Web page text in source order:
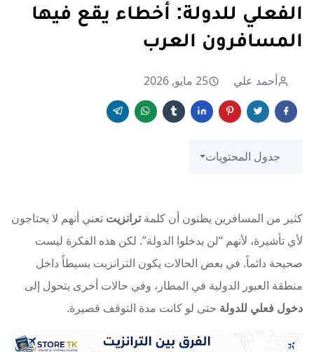
الفعلي للدولة: أخطاء يقع فيها
المسافرون العرب
أحمد علي 25 مايو, 2026
جدول المحتويات
كثير من المسافرين يظنون أن كلمةترانزيت تعني أنهم لا يحتاجون
لأي تأشيرة، لأنهم “لن يدخلوا الدولة”. لكن هذه الفكرة ليست
صحيحة دائماً. في بعض الحالات يكون الترانزيت بسيطاً داخل
منطقة العبور الدولية في المطار، وفي حالات أخرى يتحول إلى
دخول فعلي للدولة حتى لو كانت مدة التوقف قصيرة.